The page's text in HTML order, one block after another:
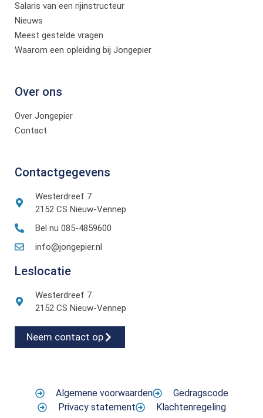
Salaris van een rijinstructeur
Nieuws
Meest gestelde vragen
Waarom een opleiding bij Jongepier
Over ons
Over Jongepier
Contact
Contactgegevens
Westerdreef 7
2152 CS Nieuw-Vennep
Bel nu 085-4859600
info@jongepier.nl
Leslocatie
Westerdreef 7
2152 CS Nieuw-Vennep
Neem contact op
Algemene voorwaarden
Gedragscode
Privacy statement
Klachtenregeling